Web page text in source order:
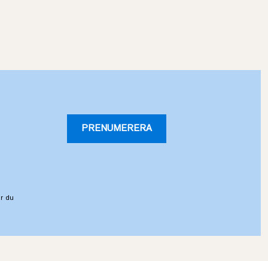
PRENUMERERA
du